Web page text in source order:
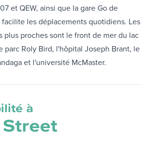
et QEW, ainsi que la gare Go de
les déplacements quotidiens. Les
plus proches sont le front de mer du lac
parc Roly Bird, l'hôpital Joseph Brant, le
et l'université McMaster.
à